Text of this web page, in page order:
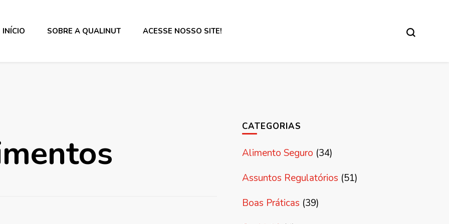
INÍCIO SOBRE A QUALINUT ACESSE NOSSO SITE!
CATEGORIAS
Alimento Seguro (34)
Assuntos Regulatórios (51)
Boas Práticas (39)